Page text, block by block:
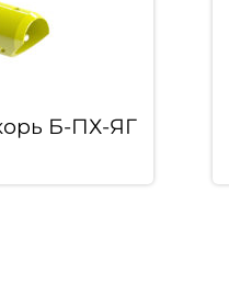
Б-ПХ-МП, стоп-